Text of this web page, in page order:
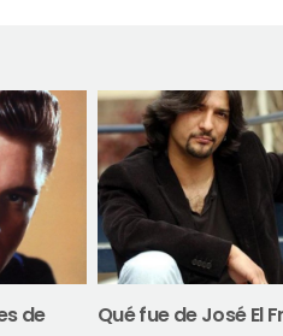
de
Qué fue de José El